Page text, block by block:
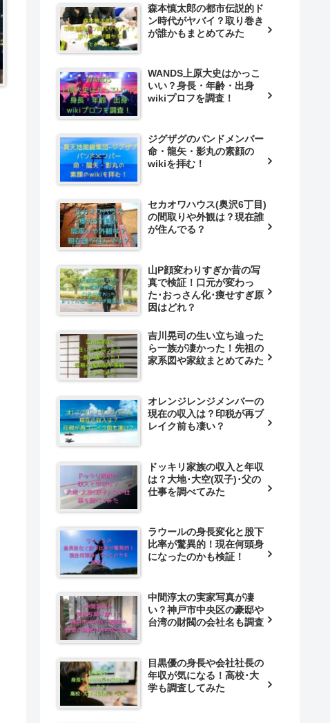
森本慎太郎の都市伝説的ド
ン時代がヤバイ？取り巻き
が誰かもまとめてみた
WANDS上原大史はかっこ
いい？身長・年齢・出身
wikiプロフを調査！
ジグザグのバンドメンバー
命・龍矢・影丸の素顔の
wikiを拝む！
セカオワハウス(奥沢6丁目)
の間取りや外観は？現在誰
が住んでる？
山P顔変わりすぎか昔の写
真で検証！口元が変わっ
た･おっさん化･痩せすぎ原
因はどれ？
吉川晃司の生い立ち辿った
ら一族が凄かった！先祖の
家系図や家紋まとめてみた
オレンジレンジメンバーの
現在の収入は？印税が再ブ
レイク前も凄い？
ドッキリ家族の収入と年収
は？大地･大空(双子)･父の
仕事を調べてみた
ラウールの身長変化と股下
比率が驚異的！現在何頭身
になったのかも検証！
中間淳太の実家写真が凄
い？神戸市中央区の豪邸や
台湾の財閥の会社名も調査
目黒優の身長や会社社長の
年収が気になる！高校･大
学も調査してみた